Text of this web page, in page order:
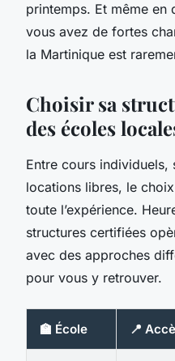
printemps. Et même en
vous avez de fortes
la Martinique est
Choisir sa
des écoles
Entre cours
locations libres, le
toute l’expérience.
structures certifiées
avec des approches
pour vous y retrouver.
🏫 École 📍